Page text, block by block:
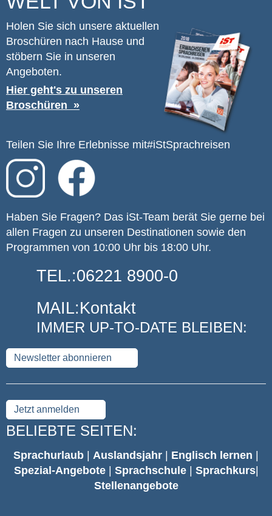
Holen Sie sich unsere aktuellen
Broschüren nach Hause und
stöbern Sie in unseren
Angeboten.
Hier geht's zu unseren
Broschüren
Teilen Sie Ihre Erlebnisse mit#iStSprachreisen
Haben Sie Fragen? Das iSt-Team berät Sie gerne bei
allen Fragen zu unseren Destinationen sowie den
Programmen von 10:00 Uhr bis 18:00 Uhr.
TEL.:06221 8900-0
MAIL:Kontakt
IMMER UP-TO-DATE BLEIBEN:
Newsletter abonnieren
Jetzt anmelden
BELIEBTE SEITEN:
Sprachurlaub | Auslandsjahr | Englisch lernen |
Spezial-Angebote| Sprachschule | Sprachkurs|
Stellenangebote